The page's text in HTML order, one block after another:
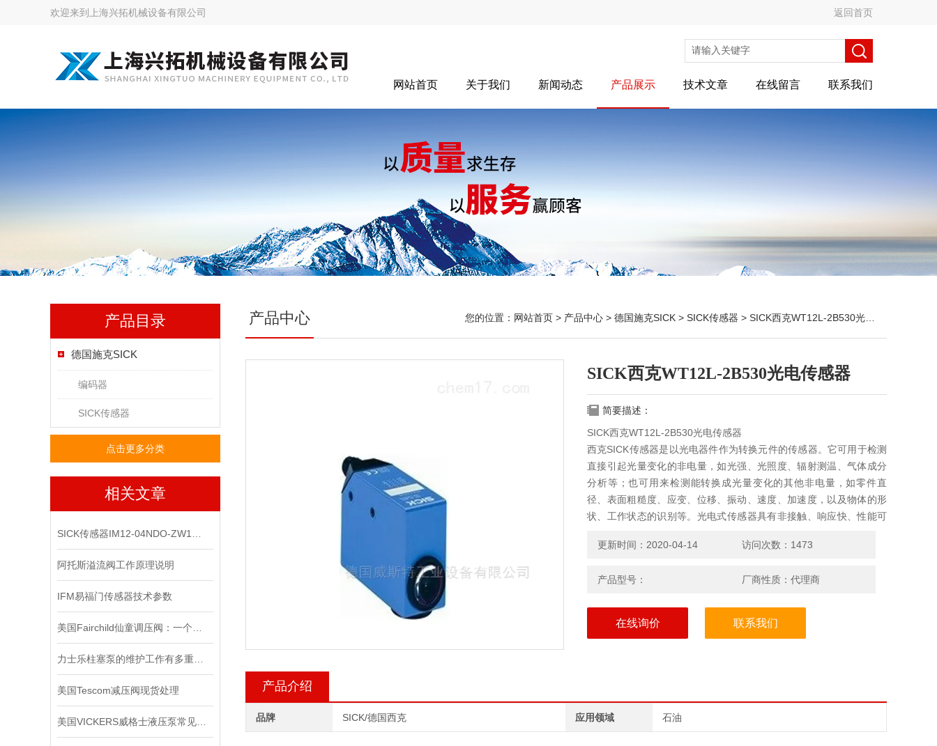
欢迎来到 上海兴拓机械设备有限公司 返回首页
网站首页 关于我们 新闻动态 产品展示 技术文章 在线留言 联系我们
产品目录
德国施克SICK
编码器
SICK传感器
点击更多分类
相关文章
阿托斯溢流阀工作原理说明
IFM易福门传感器技术参数
美国Tescom减压阀现货处理
产品中心 您的位置： 网站首页 > 产品中心 > 德国施克SICK > SICK传感器 > SICK西克WT12L-2B530光电传感器
SICK西克WT12L-2B530光电传感器
简要描述：
SICK西克WT12L-2B530光电传感器
西克SICK传感器是以光电器件作为转换元件的传感器。它可用于检测
直接引起光量变化的非电量，如光强、光照度、辐射测温、气体成分
分析等；也可用来检测能转换成光量变化的其他非电量，如零件直
径、表面粗糙度、应变、位移、振动、速度、加速度，以及物体的形
状、工作状态的识别等。光电式传感器具有非接触、响应快、性能可
更新时间：2020-04-14
访问次数：1473
产品型号： 厂商性质：代理商
在线询价 联系我们
产品介绍
品牌 SICK/德国西克 应用领域 石油